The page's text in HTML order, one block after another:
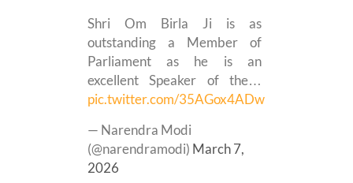
Shri Om Birla Ji is as
outstanding a Member of
Parliament as he is an
excellent Speaker of the…
pic.twitter.com/35AGox4ADw
— Narendra Modi
(@narendramodi) March 7,
2026